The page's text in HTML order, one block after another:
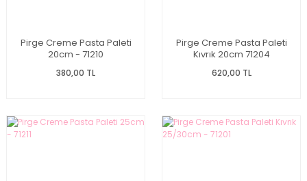
Pirge Creme Pasta Paleti
20cm - 71210
380,00 TL
Pirge Creme Pasta Paleti
Kıvrık 20cm 71204
620,00 TL